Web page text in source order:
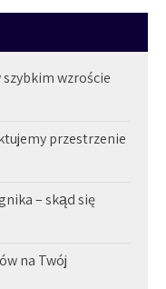
wzroście
przestrzenie
– skąd się
na Twój